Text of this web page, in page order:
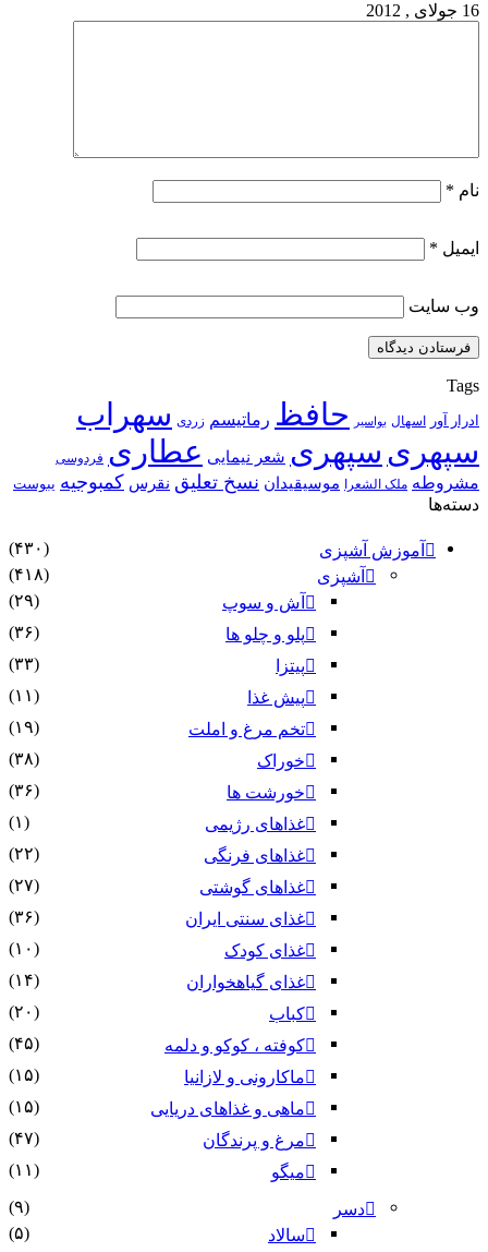
16 جولای , 2012
نام *
ایمیل *
وب‌ سایت
Tags
ادرار آور اسهال بواسیر حافظ رماتیسم زردی سهراب
سپهری سپهری شعر نیمایی عطاری فردوسی
مشروطه ملک الشعرا موسیقیدان نسخ تعلیق نقرس کمبوجیه یبوست
دسته‌ها
آموزش آشپزی
(۴۳۰)
آشپزی
(۴۱۸)
آش و سوپ
(۲۹)
پلو و چلو ها
(۳۶)
پیتزا
(۳۳)
پیش غذا
(۱۱)
تخم مرغ و املت
(۱۹)
خوراک
(۳۸)
خورشت ها
(۳۶)
غذاهای رژیمی
(۱)
غذاهای فرنگی
(۲۲)
غذاهای گوشتی
(۲۷)
غذای سنتی ایران
(۳۶)
غذای کودک
(۱۰)
غذای گیاهخواران
(۱۴)
کباب
(۲۰)
کوفته ، کوکو و دلمه
(۴۵)
ماکارونی و لازانیا
(۱۵)
ماهی و غذاهای دریایی
(۱۵)
مرغ و پرندگان
(۴۷)
میگو
(۱۱)
دسر
(۹)
سالاد
(۵)